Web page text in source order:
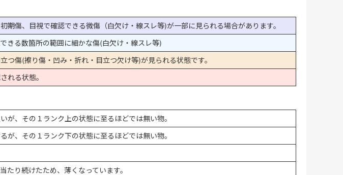
期傷、目視で確認できる微傷（白欠け・線スレ等)が一部に見られる場合があります。
きる数箇所の範囲に細かな傷(白欠け・線スレ等)
つ傷(擦り傷・凹み・折れ・目立つ欠け等)が見られる状態です。
れる状態。
が、その１ランク上の状態に至るほどでは無い物。
が、その１ランク下の状態に至るほどでは無い物。
たり続けたため、薄くなっています。